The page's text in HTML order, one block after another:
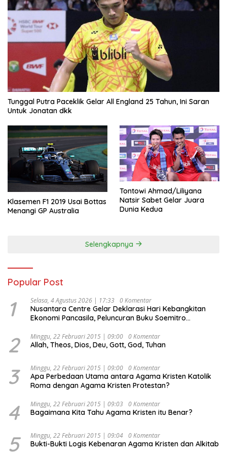
Tunggal Putra Paceklik Gelar All England 25 Tahun, Ini Saran
Untuk Jonatan dkk
Klasemen F1 2019 Usai Bottas
Menangi GP Australia
Tontowi Ahmad/Liliyana
Natsir Sabet Gelar Juara
Dunia Kedua
Selengkapnya
Popular Post
1 Selasa, 4 Agustus 2026 | 17:33 0 Komentar
Nusantara Centre Gelar Deklarasi Hari Kebangkitan
Ekonomi Pancasila, Peluncuran Buku Soemitro
Ekonomi Politik Indonesia) & Simposium Nasional
“Urgensi Undang-Undang Perekonomian Nasional dan
Indonesia Emas 2045”,
2 Minggu, 22 Februari 2015 | 09:00 0 Komentar
Allah, Theos, Dios, Deu, Gott, God, Tuhan
3 Minggu, 22 Februari 2015 | 09:00 0 Komentar
Apa Perbedaan Utama antara Agama Kristen Katolik
Roma dengan Agama Kristen Protestan?
4 Minggu, 22 Februari 2015 | 09:03 0 Komentar
Bagaimana Kita Tahu Agama Kristen itu Benar?
5 Minggu, 22 Februari 2015 | 09:04 0 Komentar
Bukti-Bukti Logis Kebenaran Agama Kristen dan Alkitab